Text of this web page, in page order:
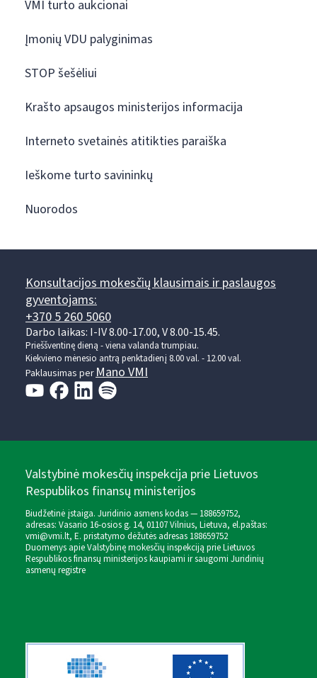
VMI turto aukcionai
Įmonių VDU palyginimas
STOP šešėliui
Krašto apsaugos ministerijos informacija
Interneto svetainės atitikties paraiška
Ieškome turto savininkų
Nuorodos
Konsultacijos mokesčių klausimais ir paslaugos
gyventojams:
+370 5 260 5060
Darbo laikas: I-IV 8.00-17.00, V 8.00-15.45.
Prieššventinę dieną - viena valanda trumpiau.
Kiekvieno mėnesio antrą penktadienį 8.00 val. - 12.00 val.
Paklausimas perMano VMI
Valstybinė mokesčių inspekcija prie Lietuvos
Respublikos finansų ministerijos
Biudžetinė įstaiga. Juridinio asmens kodas — 188659752,
adresas: Vasario 16-osios g. 14, 01107 Vilnius, Lietuva, el.paštas:
vmi@vmi.lt, E. pristatymo dėžutės adresas 188659752
Duomenys apie Valstybinę mokesčių inspekciją prie Lietuvos
Respublikos finansų ministerijos kaupiami ir saugomi Juridinių
asmenų registre